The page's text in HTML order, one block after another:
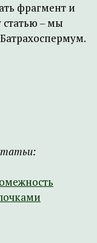
фрагмент и
статью – мы